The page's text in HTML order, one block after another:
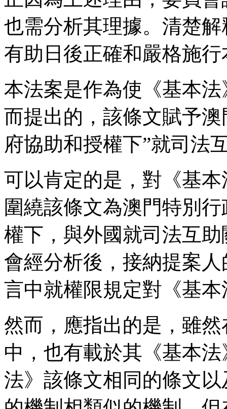
也需分析其理據。清楚
有助日後正確和嚴格施
本法案是作為使《基本
而提出的，該條文賦予
府協助和授權下”就司法
可以肯定的是，對《基
圍繞該條文為澳門特別
權下，與外國就司法互
會經分析後，接納提案
言中就權限規定對《基
然而，應指出的是，雖
中，也有載於其《基本
法》該條文相同的條文